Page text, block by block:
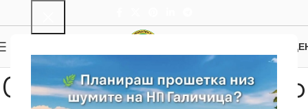
G – Потешки патеки по